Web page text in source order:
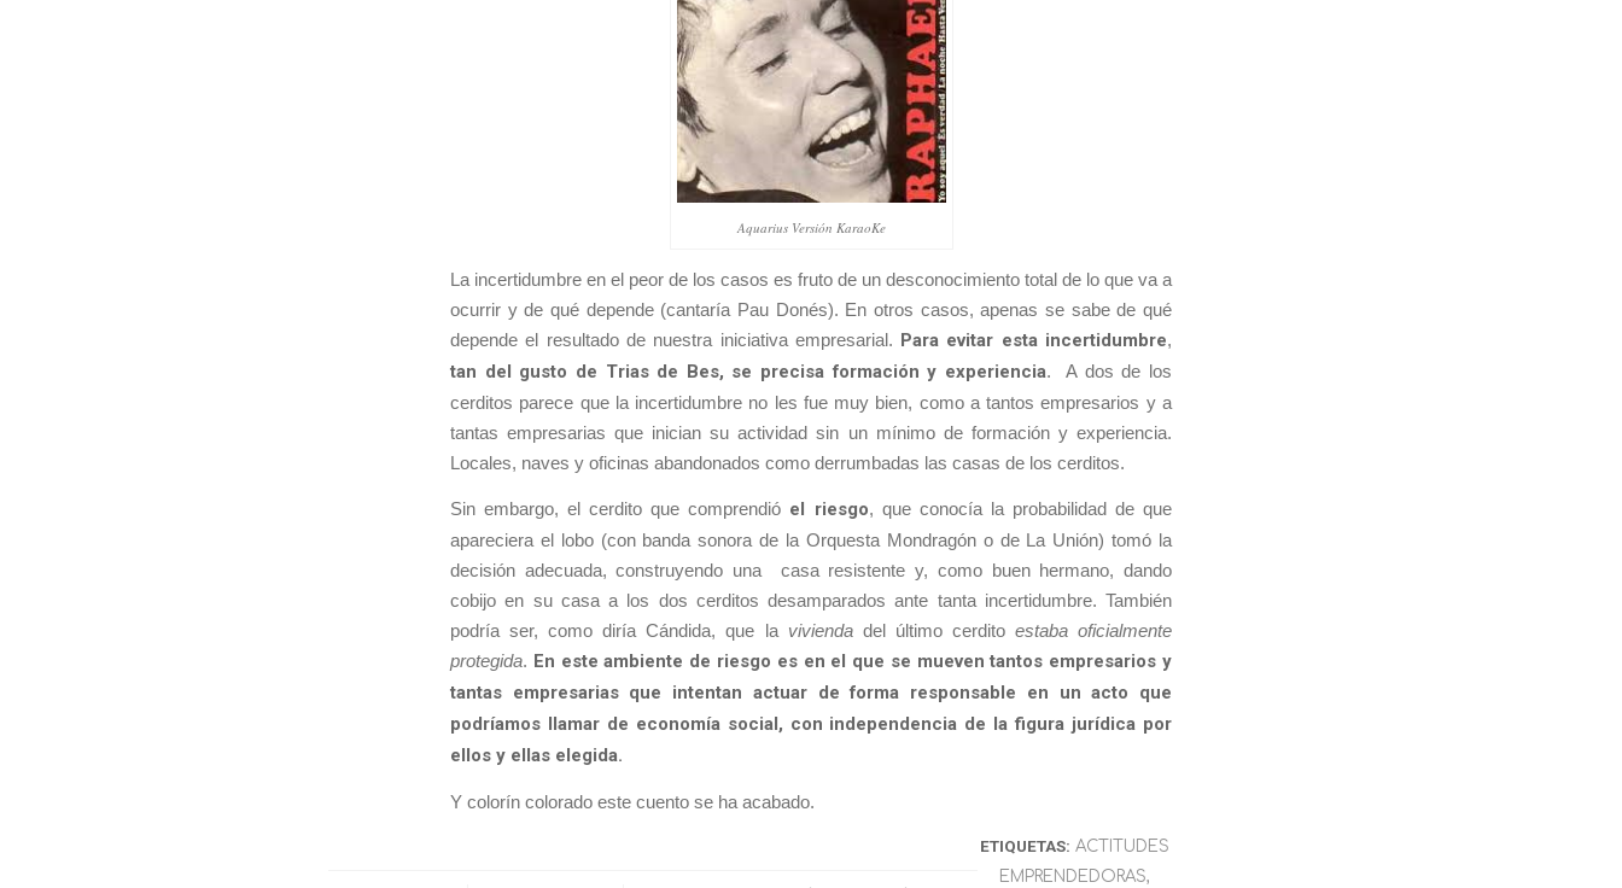
Aquarius Versión KaraoKe
La incertidumbre en el peor de los casos es fruto de un desconocimiento total de lo que va a
ocurrir y de qué depende (cantaría Pau Donés). En otros casos, apenas se sabe de qué
depende el resultado de nuestra iniciativa empresarial. Para evitar esta incertidumbre,
tan del gusto de Trias de Bes, se precisa formación y experiencia. A dos de los
cerditos parece que la incertidumbre no les fue muy bien, como a tantos empresarios y a
tantas empresarias que inician su actividad sin un mínimo de formación y experiencia.
Locales, naves y oficinas abandonados como derrumbadas las casas de los cerditos.
Sin embargo, el cerdito que comprendió el riesgo, que conocía la probabilidad de que
apareciera el lobo (con banda sonora de la Orquesta Mondragón o de La Unión) tomó la
decisión adecuada, construyendo una casa resistente y, como buen hermano, dando
cobijo en su casa a los dos cerditos desamparados ante tanta incertidumbre. También
podría ser, como diría Cándida, que la viviendadel último cerdito estaba oficialmente
protegida. En este ambiente de riesgo es en el que se mueven tantos empresarios y
tantas empresarias que intentan actuar de forma responsable en un acto que
podríamos llamar de economía social, con independencia de la figura jurídica por
ellos y ellas elegida.
Y colorín colorado este cuento se ha acabado.
ETIQUETAS: ACTITUDES
EMPRENDEDORAS,